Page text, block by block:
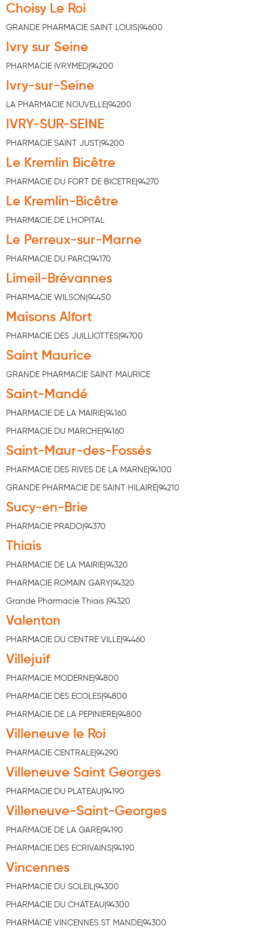
Hygiène nasale
Nutrition clinique
Anti-poux
Solaire et moustique
Piqûres insectes
Contention veineuse
Contactologie
Accessoires pieds et semelles
Santé séniors
Anti acariens, anti gale, anti tiques, insectifuges
Vétérinaire
Autotests
Protections auditives
Lunettes
Cannes
Chaussures
Prothèses mammaires externes
Les marques
My Privilege
Choisy Le Roi
GRANDE PHARMACIE SAINT LOUIS|94600
Ivry sur Seine
PHARMACIE IVRYMED|94200
Ivry-sur-Seine
LA PHARMACIE NOUVELLE|94200
IVRY-SUR-SEINE
PHARMACIE SAINT JUST|94200
Le Kremlin Bicêtre
PHARMACIE DU FORT DE BICETRE|94270
Le Kremlin-Bicêtre
PHARMACIE DE L'HOPITAL
Le Perreux-sur-Marne
PHARMACIE DU PARC|94170
Limeil-Brévannes
PHARMACIE WILSON|94450
Maisons Alfort
PHARMACIE DES JUILLIOTTES|94700
Saint Maurice
GRANDE PHARMACIE SAINT MAURICE
Saint-Mandé
PHARMACIE DE LA MAIRIE|94160
PHARMACIE DU MARCHE|94160
Saint-Maur-des-Fossés
PHARMACIE DES RIVES DE LA MARNE|94100
GRANDE PHARMACIE DE SAINT HILAIRE|94210
Sucy-en-Brie
PHARMACIE PRADO|94370
Thiais
PHARMACIE DE LA MAIRIE|94320
PHARMACIE ROMAIN GARY|94320
Grande Pharmacie Thiais |94320
Valenton
PHARMACIE DU CENTRE VILLE|94460
Villejuif
PHARMACIE MODERNE|94800
PHARMACIE DES ECOLES|94800
PHARMACIE DE LA PEPINIERE|94800
Villeneuve le Roi
PHARMACIE CENTRALE|94290
Villeneuve Saint Georges
PHARMACIE DU PLATEAU|94190
Villeneuve-Saint-Georges
PHARMACIE DE LA GARE|94190
PHARMACIE DES ECRIVAINS|94190
Vincennes
PHARMACIE DU SOLEIL|94300
PHARMACIE DU CHATEAU|94300
PHARMACIE VINCENNES ST MANDE|94300